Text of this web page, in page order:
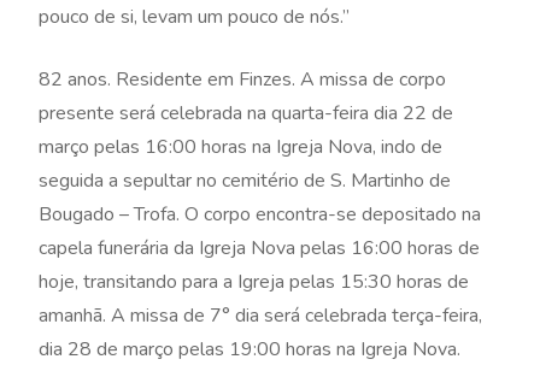
pouco de si, levam um pouco de nós.”
82 anos. Residente em Finzes. A missa de corpo
presente será celebrada na quarta-feira dia 22 de
março pelas 16:00 horas na Igreja Nova, indo de
seguida a sepultar no cemitério de S. Martinho de
Bougado – Trofa. O corpo encontra-se depositado na
capela funerária da Igreja Nova pelas 16:00 horas de
hoje, transitando para a Igreja pelas 15:30 horas de
amanhã. A missa de 7° dia será celebrada terça-feira,
dia 28 de março pelas 19:00 horas na Igreja Nova.